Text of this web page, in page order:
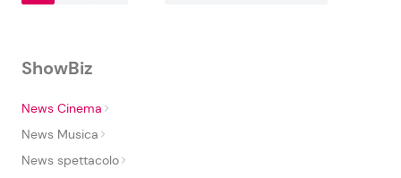
ShowBiz
News Cinema
News Musica
News spettacolo